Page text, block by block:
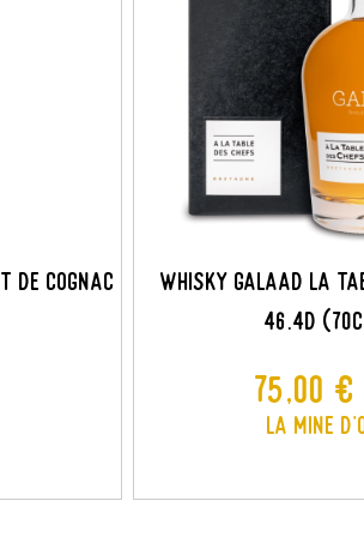
DE COGNAC
WHISKY GALAAD LA
46.4D
Prix
75,00 €
La Mine